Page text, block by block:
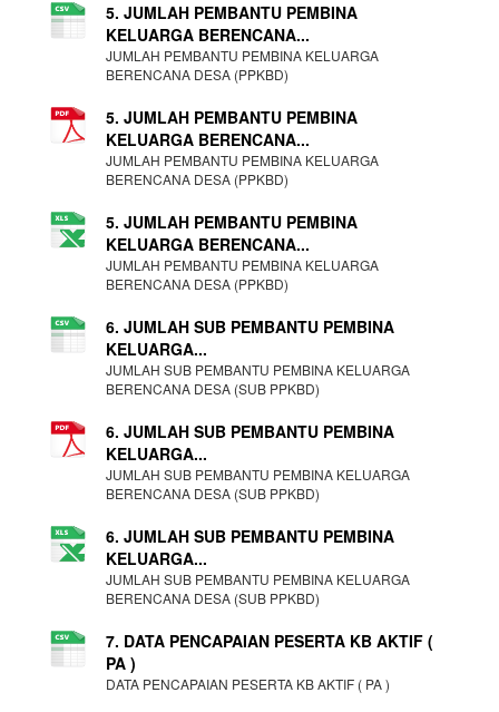
5. JUMLAH PEMBANTU PEMBINA
KELUARGA BERENCANA...
JUMLAH PEMBANTU PEMBINA KELUARGA
BERENCANA DESA (PPKBD)
5. JUMLAH PEMBANTU PEMBINA
KELUARGA BERENCANA...
JUMLAH PEMBANTU PEMBINA KELUARGA
BERENCANA DESA (PPKBD)
5. JUMLAH PEMBANTU PEMBINA
KELUARGA BERENCANA...
JUMLAH PEMBANTU PEMBINA KELUARGA
BERENCANA DESA (PPKBD)
6. JUMLAH SUB PEMBANTU PEMBINA
KELUARGA...
JUMLAH SUB PEMBANTU PEMBINA KELUARGA
BERENCANA DESA (SUB PPKBD)
6. JUMLAH SUB PEMBANTU PEMBINA
KELUARGA...
JUMLAH SUB PEMBANTU PEMBINA KELUARGA
BERENCANA DESA (SUB PPKBD)
6. JUMLAH SUB PEMBANTU PEMBINA
KELUARGA...
JUMLAH SUB PEMBANTU PEMBINA KELUARGA
BERENCANA DESA (SUB PPKBD)
7. DATA PENCAPAIAN PESERTA KB AKTIF (
PA )
DATA PENCAPAIAN PESERTA KB AKTIF ( PA )